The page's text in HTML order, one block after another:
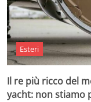
Esteri
Il re più ricco del
yacht: non stiamo